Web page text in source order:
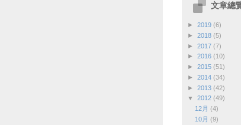
文章總
► 2019 (6)
► 2018 (5)
► 2017 (7)
► 2016 (10)
► 2015 (51)
► 2014 (34)
► 2013 (42)
▼ 2012 (49)
12月 (4)
10月 (9)